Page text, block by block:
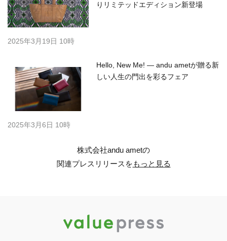
りリミテッドエディション新登場
2025年3月19日 10時
Hello, New Me! — andu ametが贈る新
しい人生の門出を彩るフェア
2025年3月6日 10時
株式会社andu ametの
関連プレスリリースをもっと見る